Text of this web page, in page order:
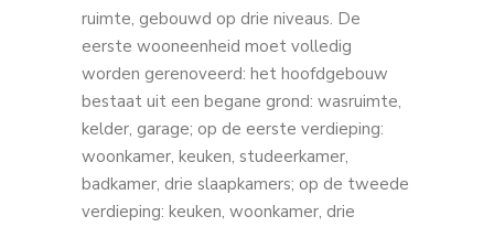
ruimte, gebouwd op drie niveaus. De
eerste wooneenheid moet volledig
worden gerenoveerd: het hoofdgebouw
bestaat uit een begane grond: wasruimte,
kelder, garage; op de eerste verdieping:
woonkamer, keuken, studeerkamer,
badkamer, drie slaapkamers; op de tweede
verdieping: keuken, woonkamer, drie